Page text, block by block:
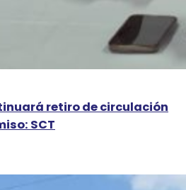
retiro de circulación
SCT